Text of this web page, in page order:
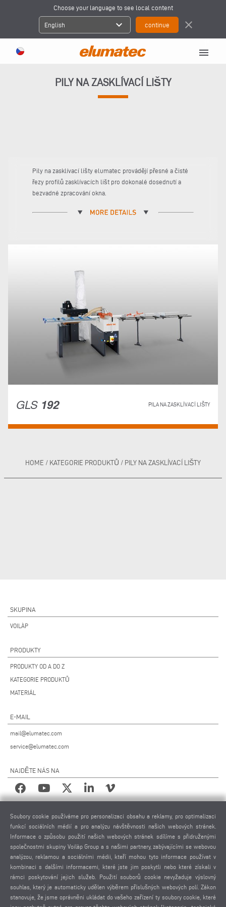
Choose your language to see local content
English expand_more close
menu
PILY NA ZASKLÍVACÍ LIŠTY
Pily na zasklívací lišty elumatec provádějí přesné a čisté
řezy profilů zasklívacích lišt pro dokonalé dosednutí a
bezvadné zpracování okna.
GLS 192 PILA NA ZASKLÍVACÍ LIŠTY
HOME / KATEGORIE PRODUKTŮ / PILY NA ZASKLÍVACÍ LIŠTY
SKUPINA
VOILÀP
PRODUKTY
PRODUKTY OD A DO Z
KATEGORIE PRODUKTŮ
MATERIÁL
E-MAIL
mail@elumatec.com
service@elumatec.com
NAJDĚTE NÁS NA
PRÁVNÍ UPOZORNĚNÍ
IMPRESUM
POUŽITÉ FOTOGRAFIE
OCHRANA OSOBNÍCH ÚDAJŮ
OCHRANA OSOBNÍCH ÚDAJŮ MEZINÁRODNĚ
VŠEOBECNÉ PODMÍNKY PRODEJE
DOHODA O DÁLKOVÉ ÚDRŽBĚ
Soubory cookie používáme pro personalizaci obsahu a reklamy, pro optimalizaci
funkcí sociálních médií a pro analýzu návštěvnosti našich webových stránek.
Informace o způsobu použití našich webových stránek sdílíme s přidruženými
společnostmi skupiny Voilàp Group a s našimi partnery, zabývajícími se webovou
analýzou, reklamou a sociálními médii, kteří mohou tyto informace používat v
kombinaci s dalšími informacemi, které jste jim poskytli nebo které získali v
rámci poskytování jejich služeb. Použití souborů cookie nevyžaduje výslovný
souhlas, který je automaticky udělen výběrem příslušných webových polí. Zákon
stanovuje, že jsme oprávněni ukládat do vašeho zařízení ty soubory cookie, které